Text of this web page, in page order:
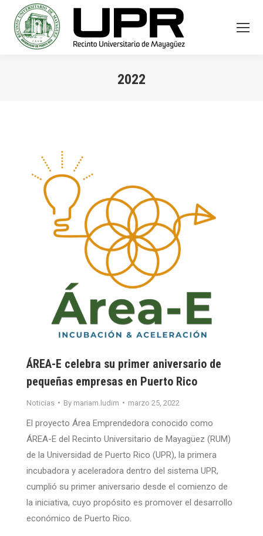
2022
ÁREA-E celebra su primer aniversario de
pequeñas empresas en Puerto Rico
Noticias By mariam.ludim marzo 25, 2022
El proyecto Área Emprendedora conocido como
ÁREA-E del Recinto Universitario de Mayagüez (RUM)
de la Universidad de Puerto Rico (UPR), la primera
incubadora y aceleradora dentro del sistema UPR,
cumplió su primer aniversario desde el comienzo de
la iniciativa, cuyo propósito es promover el desarrollo
económico de Puerto Rico.